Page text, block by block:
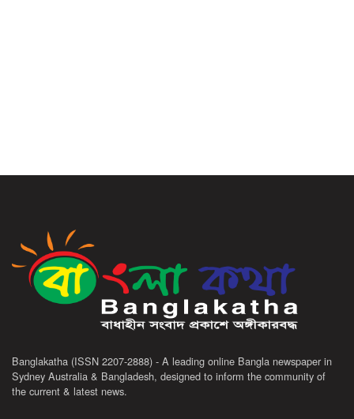
Banglakatha (ISSN 2207-2888) - A leading online Bangla newspaper in
Sydney Australia & Bangladesh, designed to inform the community of
the current & latest news.